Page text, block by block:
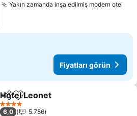
Yakın zamanda inşa edilmiş modern otel
Fiyatları görün
PaylaşFavorilerime ekle
Hotel Leonet
4 Yıldız
6,0
5.786